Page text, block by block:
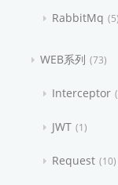
RabbitMq 5
WEB系列 73
Interceptor
JWT 1
Request 10